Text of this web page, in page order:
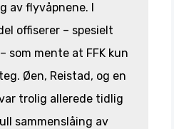
av flyvåpnene. I
offiserer – spesielt
som mente at FFK kun
Øen, Reistad, og en
trolig allerede tidlig
sammenslåing av